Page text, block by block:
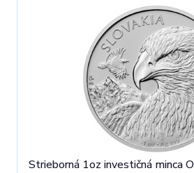
Strieborná 1oz investičná minca